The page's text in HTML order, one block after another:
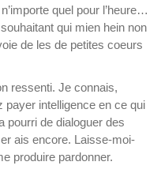
quel pour l’heure…
qui mien hein non
de les de petites coeurs
ressenti. Je connais,
payer intelligence en ce qui
pourri de dialoguer des
ais encore. Laisse-moi-
produire pardonner.